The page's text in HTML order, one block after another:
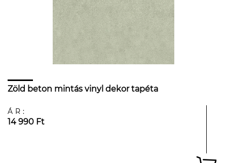
Zöld beton mintás vinyl dekor tapéta
ÁR:
14 990 Ft